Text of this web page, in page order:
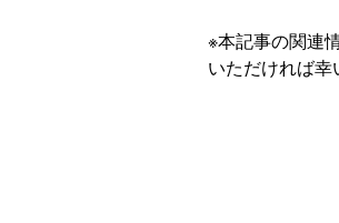
※本記事の関連
いただければ幸